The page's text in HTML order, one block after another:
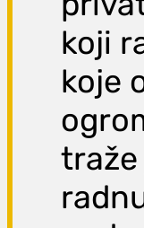
koji
koje